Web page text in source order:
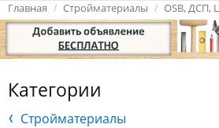
Главная Стройматериалы OSB, ДСП,
Категории
Стройматериалы